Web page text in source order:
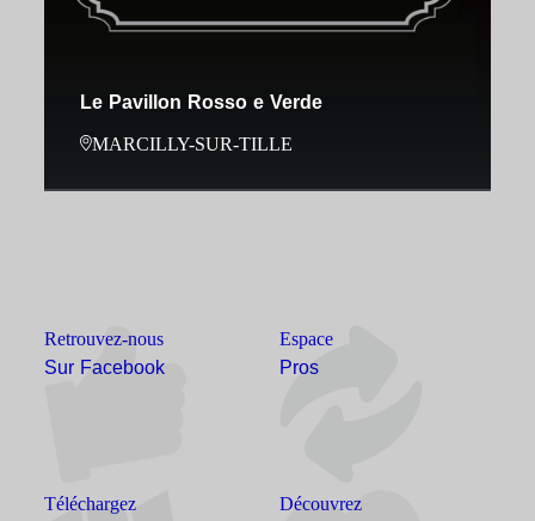
Le Pavillon Rosso e Verde
MARCILLY-SUR-TILLE
Retrouvez-nous
Sur Facebook
Espace
Pros
Téléchargez
Découvrez